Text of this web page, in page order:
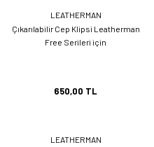
LEATHERMAN
Çıkarılabilir Cep Klipsi Leatherman
Free Serileri için
650,00 TL
LEATHERMAN